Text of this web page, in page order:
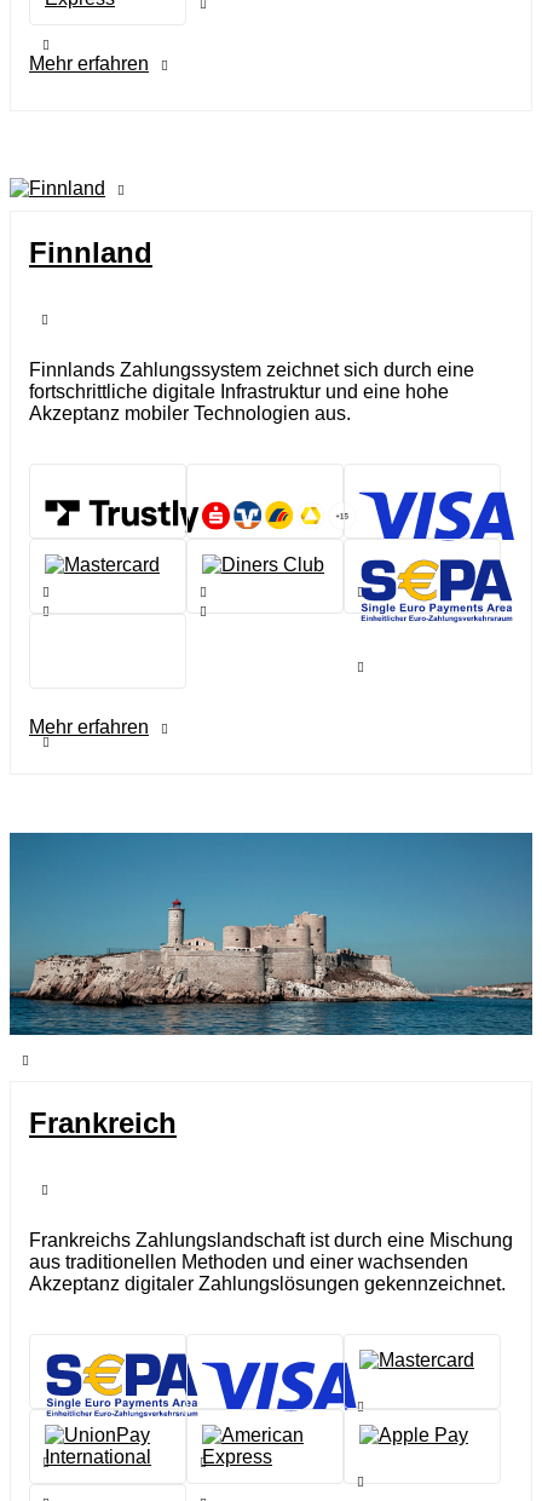
Mehr erfahren
Finnland
Finnlands Zahlungssystem zeichnet sich durch eine
fortschrittliche digitale Infrastruktur und eine hohe
Akzeptanz mobiler Technologien aus.
Mehr erfahren
Frankreich
Frankreichs Zahlungslandschaft ist durch eine Mischung
aus traditionellen Methoden und einer wachsenden
Akzeptanz digitaler Zahlungslösungen gekennzeichnet.